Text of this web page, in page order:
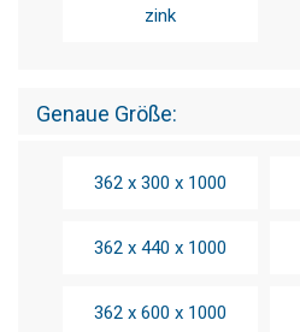
zink
Genaue Größe
362 x 300 x 1000
362 x 440 x 1000
362 x 600 x 1000